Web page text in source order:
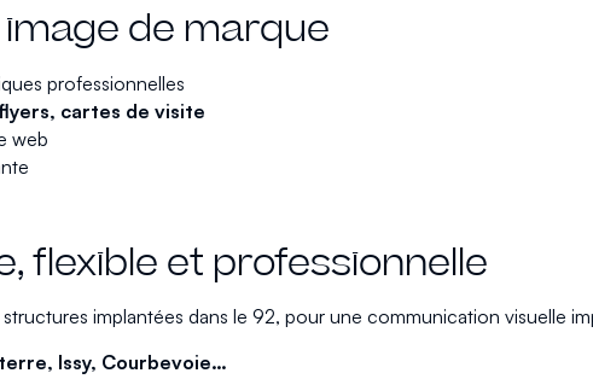
de marque
professionnelles
cartes de visite
web
flexible et professionnelle
implantées dans le 92, pour une communication visuelle
Issy, Courbevoie…